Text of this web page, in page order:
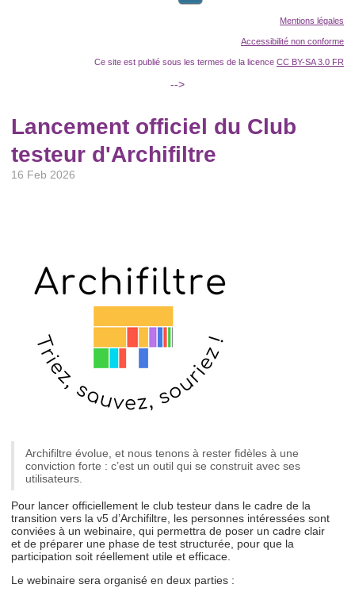
Mentions légales
Accessibilité non conforme
Ce site est publié sous les termes de la licence CC BY-SA 3.0 FR
-->
Lancement officiel du Club
testeur d'Archifiltre
16 Feb 2026
Archifiltre évolue, et nous tenons à rester fidèles à une
conviction forte : c’est un outil qui se construit avec ses
utilisateurs.
Pour lancer officiellement le club testeur dans le cadre de la
transition vers la v5 d’Archifiltre, les personnes intéressées sont
conviées à un webinaire, qui permettra de poser un cadre clair
et de préparer une phase de test structurée, pour que la
participation soit réellement utile et efficace.
Le webinaire sera organisé en deux parties :